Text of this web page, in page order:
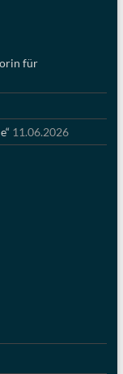
für
11.06.2026